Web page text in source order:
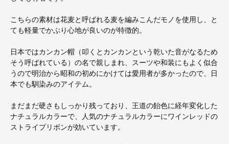
こちらの素材は花麦と呼ばれる麦を編みこんだモノを使用し、と
ても軽量でかぶり心地が良いのが特徴的。
日本ではカンカン帽（叩くとカンカンという乾いた音がなるため
そう呼ばれている）の名で親しまれ、スーツや和装にもよく似合
うので明治から昭和の初めにかけては愛用者が多かったので、日
本でも馴染みのアイテム。
まだまだ硬さもしっかり残っており、王道の飴色に経年変化した
ナチュラルカラーで、人気のナチュラルカラーにワインレッドの
ストライプリボンが効いています。